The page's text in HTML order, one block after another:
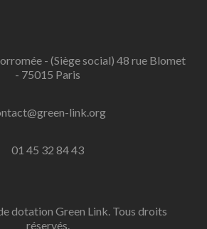
- (Siège social) 48 rue Blomet
- 75015 Paris
link.org
01 45 32 84 43
dotation Green Link. Tous droits
réservés.